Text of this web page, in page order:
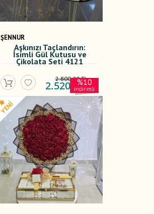
ŞENNUR
Aşkınızı Taçlandırın:
İsimli Gül Kutusu ve
Çikolata Seti 4121
2.800,00 TL
2.520,00 TL
%10
indirimli